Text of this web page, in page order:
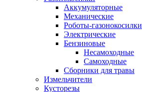
Аккумуляторные
Механические
Роботы-газонокосилки
Электрические
Бензиновые
Несамоходные
Самоходные
Сборники для травы
Измельчители
Кусторезы